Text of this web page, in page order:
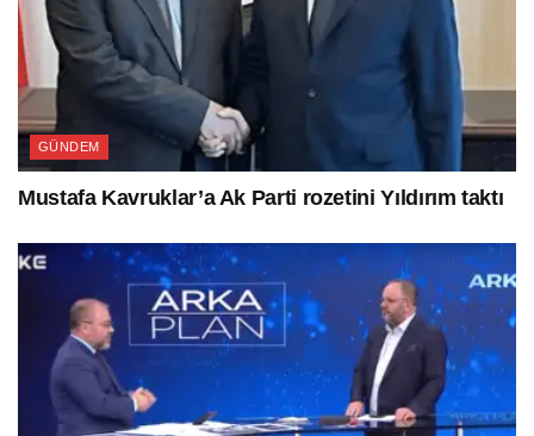
GÜNDEM
Mustafa Kavruklar’a Ak Parti rozetini Yıldırım taktı